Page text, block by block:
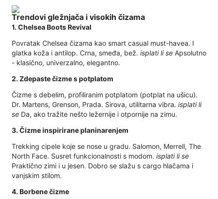
Trendovi gležnjača i visokih čizama
1. Chelsea Boots Revival
Povratak Chelsea čizama kao smart casual must-havea. I
glatka koža i antilop. Crna, smeđa, bež. isplati li se Apsolutno
- klasično, univerzalno, elegantno.
2. Zdepaste čizme s potplatom
Čizme s debelim, profiliranim potplatom (potplat na ušicu).
Dr. Martens, Grenson, Prada. Sirova, utilitarna vibra. isplati li
se Da, ako tražite nešto ležernije i otpornije na zimu.
3. Čizme inspirirane planinarenjem
Trekking cipele koje se nose u gradu. Salomon, Merrell, The
North Face. Susret funkcionalnosti s modom. isplati li se
Praktično zimi i u jesen. Dobro se slažu s cargo hlačama i
vanjskim stilom.
4. Borbene čizme